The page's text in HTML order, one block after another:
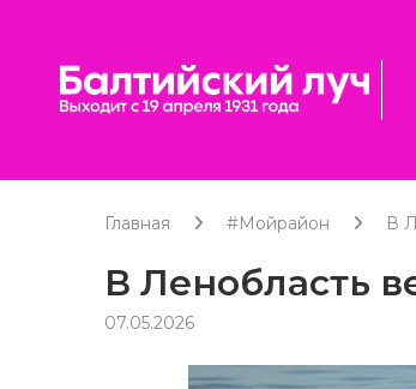
Главная #Мойрайон В
В Ленобласть
07.05.2026